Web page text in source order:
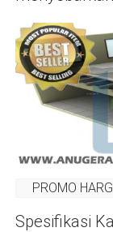
PROMO
Spesifikasi